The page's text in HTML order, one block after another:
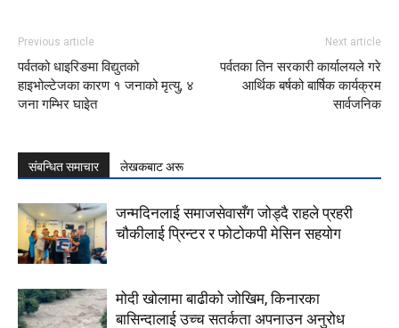
Previous article
पर्वतको धाइरिङमा विद्युतको
हाइभोल्टेजका कारण १ जनाको मृत्यु, ४
जना गम्भिर घाइेत
Next article
पर्वतका तिन सरकारी कार्यालयले गरे
आर्थिक बर्षको बार्षिक कार्यक्रम
सार्वजनिक
संबन्धित समाचार लेखकबाट अरू
जन्मदिनलाई समाजसेवासँग जोड्दै राहले प्रहरी
चौकीलाई प्रिन्टर र फोटोकपी मेसिन सहयोग
मोदी खोलामा बाढीको जोखिम, किनारका
बासिन्दालाई उच्च सतर्कता अपनाउन अनुरोध